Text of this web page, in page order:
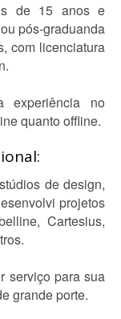
de 15 anos e
pós-graduanda
com licenciatura
experiência no
quanto offline.
de design,
projetos
Cartesius,
serviço para sua
grande porte.